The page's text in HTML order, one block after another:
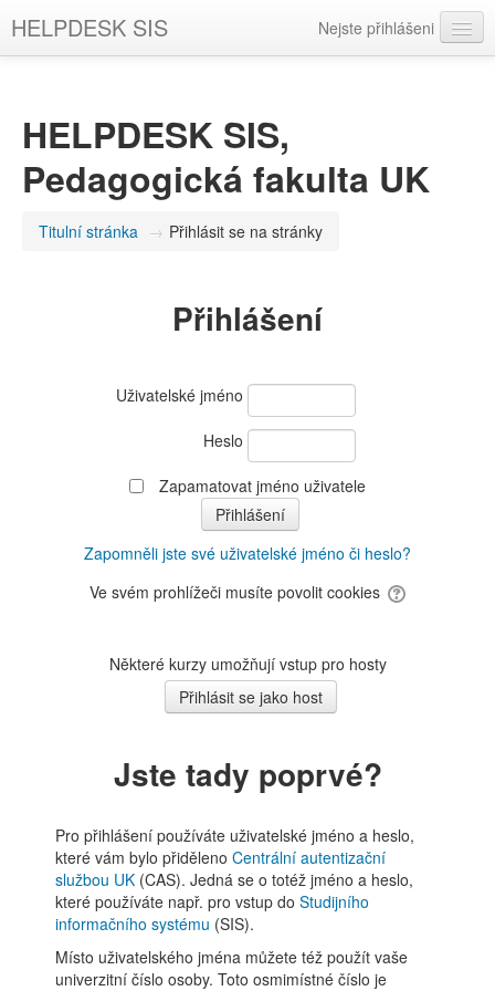
HELPDESK SIS
Nejste přihlášeni
HELPDESK SIS,
Pedagogická fakulta UK
Titulní stránka → Přihlásit se na stránky
Přihlášení
Uživatelské jméno
Heslo
Zapamatovat jméno uživatele
Zapomněli jste své uživatelské jméno či heslo?
Ve svém prohlížeči musíte povolit cookies
Některé kurzy umožňují vstup pro hosty
Jste tady poprvé?
Pro přihlášení používáte uživatelské jméno a heslo,
které vám bylo přiděleno Centrální autentizační
službou UK (CAS). Jedná se o totéž jméno a heslo,
které používáte např. pro vstup do Studijního
informačního systému (SIS).
Místo uživatelského jména můžete též použít vaše
univerzitní číslo osoby. Toto osmimístné číslo je